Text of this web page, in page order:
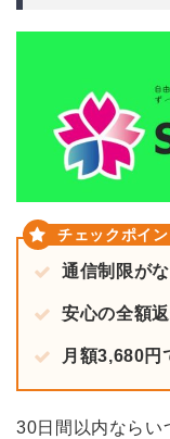
通信制限が
安心の全額
月額3,680円
30日間以内ならい